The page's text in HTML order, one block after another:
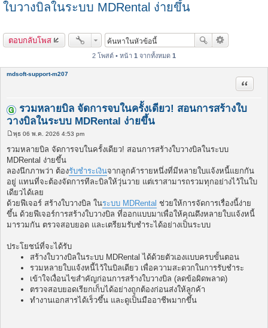
ใบวางบิลในระบบ MDRental ง่ายขึ้น
ตอบกลับโพส
2 โพสต์ • หน้า 1 จากทั้งหมด 1
mdsoft-support-m207
รวมหลายบิล จัดการจบในครั้งเดียว! สอนการสร้างใบ
วางบิลในระบบ MDRental ง่ายขึ้น
อ้างคำ
โ
พ
ส
ต์
พุธ 06 พ.ค. 2026 4:53 pm
รวมหลายบิล จัดการจบในครั้งเดียว! สอนการสร้างใบวางบิลในระบบ
MDRental ง่ายขึ้น
ลองนึกภาพว่า ต้องรับชำระเงินจากลูกค้ารายหนึ่งที่มีหลายใบแจ้งหนี้แยกกัน
อยู่ แทนที่จะต้องจัดการทีละบิลให้วุ่นวาย แต่เราสามารถรวมทุกอย่างไว้ในใบ
เดียวได้เลย
ด้วยฟีเจอร์ สร้างใบวางบิล ในระบบ MDRental ช่วยให้การจัดการเรื่องนี้ง่าย
ขึ้น ด้วยฟีเจอร์การสร้างใบวางบิล ที่ออกแบบมาเพื่อให้คุณดึงหลายใบแจ้งหนี้
มารวมกัน ตรวจสอบยอด และเตรียมรับชำระได้อย่างเป็นระบบ
ประโยชน์ที่จะได้รับ
สร้างใบวางบิลในระบบ MDRental ได้ด้วยตัวเองแบบครบขั้นตอน
รวมหลายใบแจ้งหนี้ไว้ในบิลเดียว เพื่อความสะดวกในการรับชำระ
เข้าใจเงื่อนไขสำคัญก่อนการสร้างใบวางบิล (ลดข้อผิดพลาด)
ตรวจสอบยอดเรียกเก็บได้อย่างถูกต้องก่อนส่งให้ลูกค้า
ทำงานเอกสารได้เร็วขึ้น และดูเป็นมืออาชีพมากขึ้น